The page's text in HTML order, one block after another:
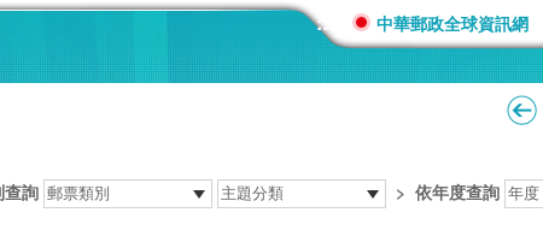
::: 中華郵政全球資訊網
查詢 > 依年度查詢